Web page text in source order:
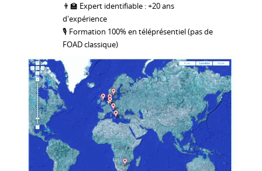
👨‍🏫 Expert identifiable : +20 ans
d'expérience
🎙 Formation 100% en téléprésentiel (pas de
FOAD classique)